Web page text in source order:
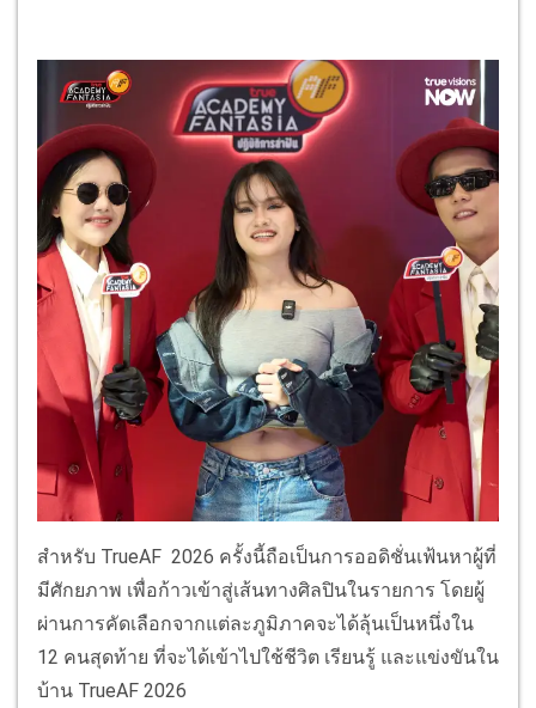
สำหรับ TrueAF 2026 ครั้งนี้ถือเป็นการออดิชั่นเฟ้นหาผู้ที่
มีศักยภาพ เพื่อก้าวเข้าสู่เส้นทางศิลปินในรายการ โดยผู้
ผ่านการคัดเลือกจากแต่ละภูมิภาคจะได้ลุ้นเป็นหนึ่งใน
12 คนสุดท้าย ที่จะได้เข้าไปใช้ชีวิต เรียนรู้ และแข่งขันใน
บ้าน TrueAF 2026